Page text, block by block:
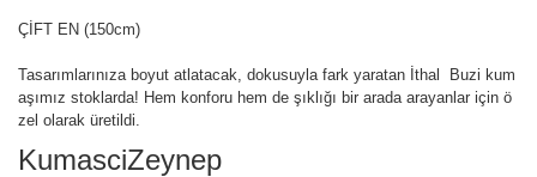
ÇİFT EN (150cm)
Tasarımlarınıza boyut atlatacak, dokusuyla fark yaratan İthal Buzi kum
aşımız stoklarda! Hem konforu hem de şıklığı bir arada arayanlar için ö
zel olarak üretildi.
KumasciZeynep